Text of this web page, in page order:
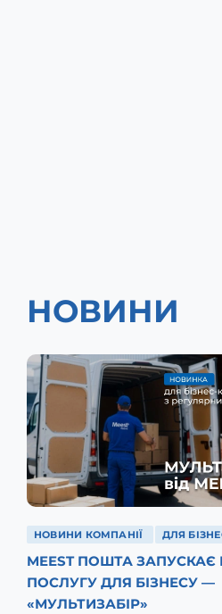
НОВИНИ
НОВИНИ КОМПАНІЇ ДЛЯ
MEEST ПОШТА
ПОСЛУГУ ДЛЯ БІЗНЕСУ —
«МУЛЬТИЗАБІР»